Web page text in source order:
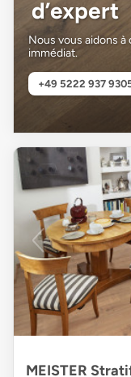
d’expert
Nous vous aidons
immédiat.
+49 5222 937
MEISTER